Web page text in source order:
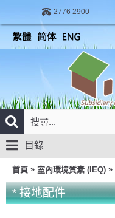
2776 2900
目錄
首頁 » 室內環境質素 (IEQ) »
* 接地配件